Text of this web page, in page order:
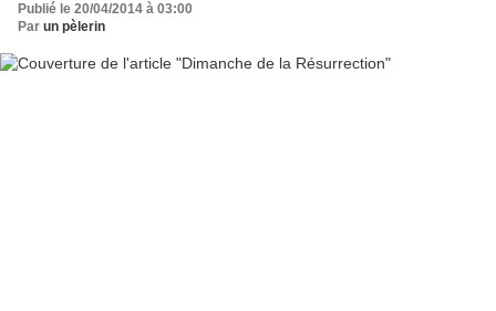
Publié le 20/04/2014 à 03:00
Par un pèlerin